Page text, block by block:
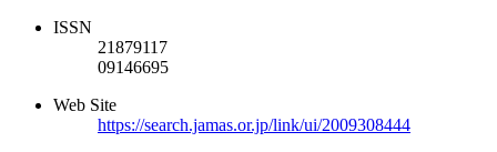
ISSN
21879117
09146695
Web Site
https://search.jamas.or.jp/link/ui/2009308444